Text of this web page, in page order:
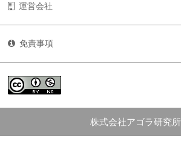
運営会社
免責事項
株式会社アゴラ研究所